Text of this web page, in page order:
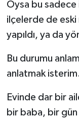
Oysa bu sadece
ilçelerde de eski
yapıldı, ya da
Bu durumu
anlatmak
Evinde dar bir
bir baba, bir